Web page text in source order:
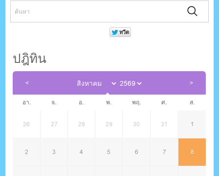
ปฎิทิน
อา. จ. อ. พ. พฤ. ศ. ส.
26 27 28 29 30 31 1
2 3 4 5 6 7 8